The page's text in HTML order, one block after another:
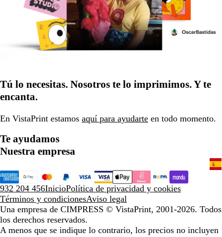
Tú lo necesitas. Nosotros te lo imprimimos. Y te
encanta.
En VistaPrint estamos aquí para ayudarte en todo momento.
Te ayudamos
Nuestra empresa
932 204 456InicioPolítica de privacidad y cookies
Términos y condicionesAviso legal
Una empresa de CIMPRESS © VistaPrint, 2001-2026. Todos
los derechos reservados.
A menos que se indique lo contrario, los precios no incluyen